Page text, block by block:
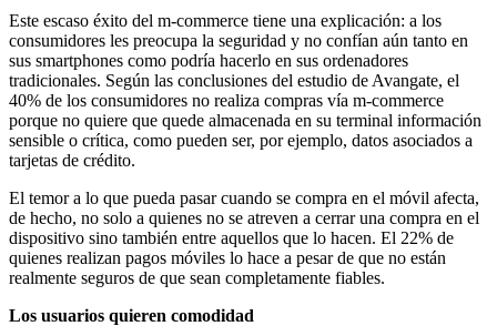
Este escaso éxito del m-commerce tiene una explicación: a los
consumidores les preocupa la seguridad y no confían aún tanto en
sus smartphones como podría hacerlo en sus ordenadores
tradicionales. Según las conclusiones del estudio de Avangate, el
40% de los consumidores no realiza compras vía m-commerce
porque no quiere que quede almacenada en su terminal información
sensible o crítica, como pueden ser, por ejemplo, datos asociados a
tarjetas de crédito.
El temor a lo que pueda pasar cuando se compra en el móvil afecta,
de hecho, no solo a quienes no se atreven a cerrar una compra en el
dispositivo sino también entre aquellos que lo hacen. El 22% de
quienes realizan pagos móviles lo hace a pesar de que no están
realmente seguros de que sean completamente fiables.
Los usuarios quieren comodidad